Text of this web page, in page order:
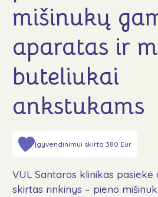
DUK
mišinukų
aparatas ir
buteliukai
ankstukams
Įgyvendinimui skirta 380 Eur
VUL Santaros klinikas
skirtas rinkinys – pieno